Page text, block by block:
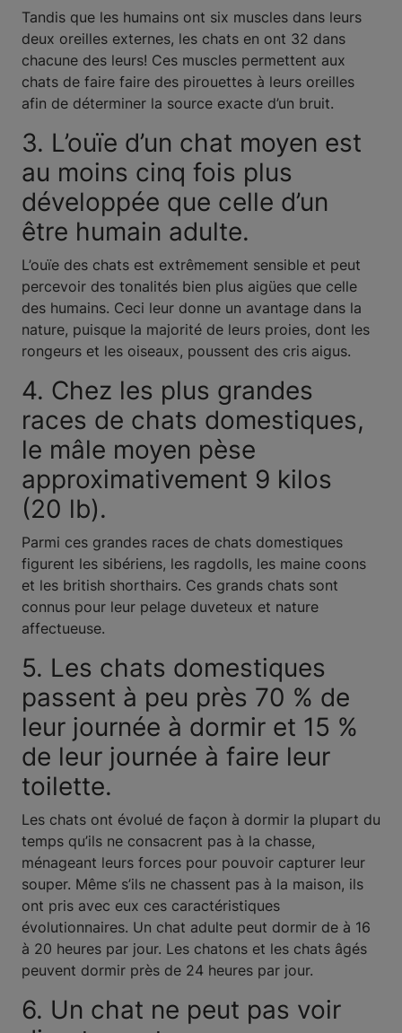
Tandis que les humains ont six muscles dans leurs
deux oreilles externes, les chats en ont 32 dans
chacune des leurs! Ces muscles permettent aux
chats de faire faire des pirouettes à leurs oreilles
afin de déterminer la source exacte d’un bruit.
3. L’ouïe d’un chat moyen est
au moins cinq fois plus
développée que celle d’un
être humain adulte.
L’ouïe des chats est extrêmement sensible et peut
percevoir des tonalités bien plus aigües que celle
des humains. Ceci leur donne un avantage dans la
nature, puisque la majorité de leurs proies, dont les
rongeurs et les oiseaux, poussent des cris aigus.
4. Chez les plus grandes
races de chats domestiques,
le mâle moyen pèse
approximativement 9 kilos
(20 lb).
Parmi ces grandes races de chats domestiques
figurent les sibériens, les ragdolls, les maine coons
et les british shorthairs. Ces grands chats sont
connus pour leur pelage duveteux et nature
affectueuse.
5. Les chats domestiques
passent à peu près 70 % de
leur journée à dormir et 15 %
de leur journée à faire leur
toilette.
Les chats ont évolué de façon à dormir la plupart du
temps qu’ils ne consacrent pas à la chasse,
ménageant leurs forces pour pouvoir capturer leur
souper. Même s’ils ne chassent pas à la maison, ils
ont pris avec eux ces caractéristiques
évolutionnaires. Un chat adulte peut dormir de à 16
à 20 heures par jour. Les chatons et les chats âgés
peuvent dormir près de 24 heures par jour.
6. Un chat ne peut pas voir